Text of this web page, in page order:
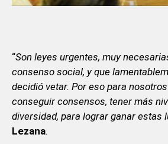
“Son leyes urgentes, muy
consenso social, y que
decidió vetar. Por eso para
conseguir consensos, tener más
diversidad, para lograr ganar estas
Lezana.